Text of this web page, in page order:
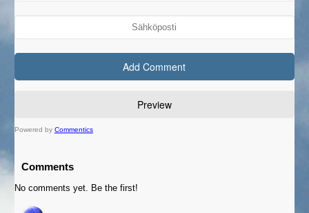
Powered by Commentics
Comments
No comments yet. Be the first!